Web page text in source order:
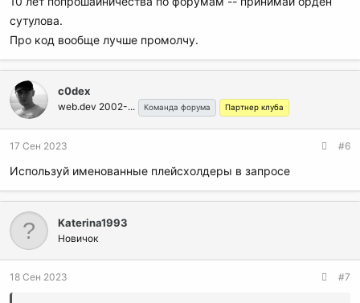
сутулова.
Про код вообще лучше промолчу.
c0dex
web.dev 2002-... Команда форума Партнер клуба
17 Сен 2023 #6
Используй именованные плейсхолдеры в запросе
Katerina1993
Новичок
18 Сен 2023 #7